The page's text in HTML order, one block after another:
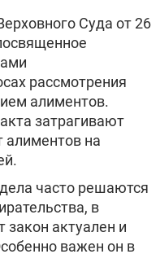
Суда от 26
рассмотрения
алиментов.
затрагивают
алиментов на
часто решаются
в
закон актуален и
важен он в